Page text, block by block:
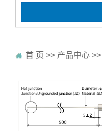
首 页 >> 产品中心 >>